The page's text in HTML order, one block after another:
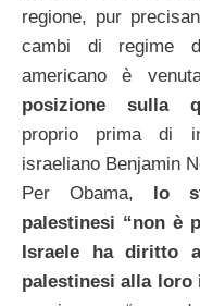
regione, pur
cambi di regime
americano è
posizione sulla
proprio prima di
israeliano Benjamin
Per Obama,
lo
palestinesi “non è
Israele ha diritto
palestinesi alla loro